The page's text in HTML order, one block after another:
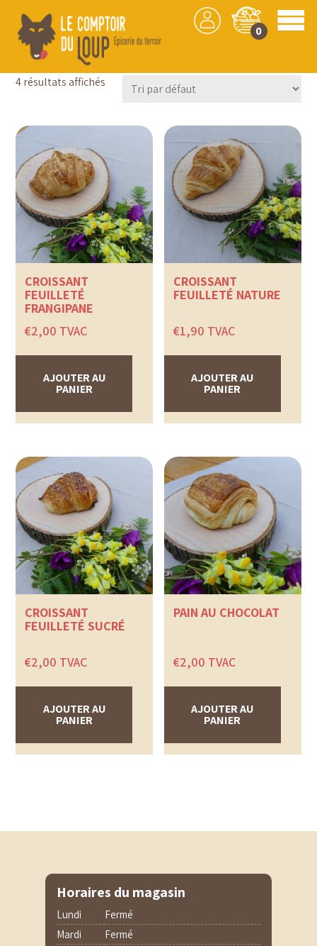
0
Simplement Bon
4 résultats affichés
CROISSANT
FEUILLETÉ
FRANGIPANE
€2,00 TVAC
AJOUTER AU
PANIER
CROISSANT
FEUILLETÉ NATURE
€1,90 TVAC
AJOUTER AU
PANIER
CROISSANT
FEUILLETÉ SUCRÉ
€2,00 TVAC
AJOUTER AU
PANIER
PAIN AU CHOCOLAT
€2,00 TVAC
AJOUTER AU
PANIER
Horaires du magasin
Lundi
Fermé
Mardi
Fermé